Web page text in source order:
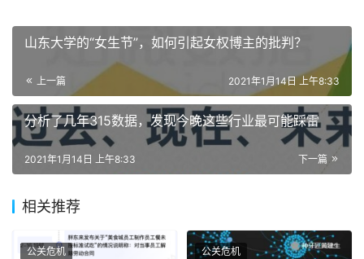
山东大学的“女生节”，如何引起女权博主的批判？
上一篇 2021年1月14日 上午8:33
分析了几年315数据，发现今晚这些行业最可能踩雷
下一篇
2021年1月14日 上午8:33
相关推荐
公关危机 公关危机